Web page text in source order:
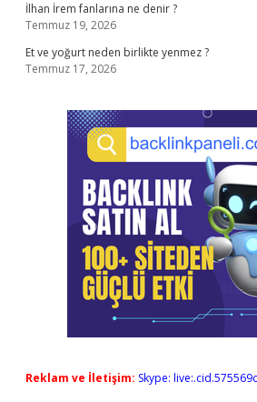
İlhan İrem fanlarına ne denir ?
Temmuz 19, 2026
Et ve yoğurt neden birlikte yenmez ?
Temmuz 17, 2026
Reklam ve İletişim: Skype: